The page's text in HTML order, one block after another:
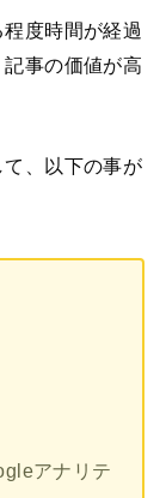
度時間が経過
事の価値が高
、以下の事が
アナリテ